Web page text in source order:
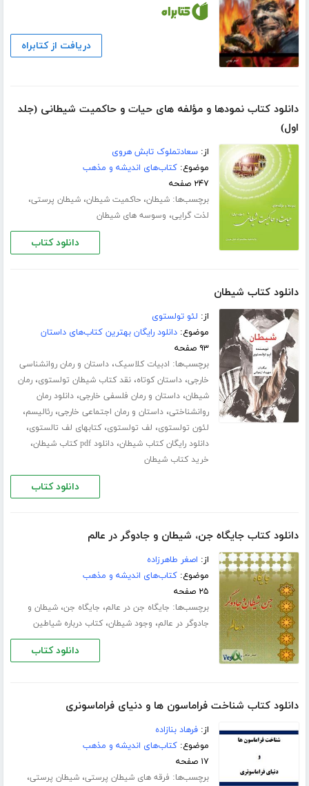
دریافت از کتابراه
دانلود کتاب نمودها و مؤلفه های حیات و حاکمیت شیطانی (جلد
اول)
از:سعادتملوک تابش هروی
موضوع:کتاب‌های اندیشه و مذهب
۲۴۷ صفحه
برچسب‌ها:شیطان،حاکمیت شیطان،شیطان پرستی،
لذت گرایی، وسوسه های شیطان
دانلود کتاب
دانلود کتاب شیطان
از: لئو تولستوی
موضوع:دانلود رایگان بهترین کتاب‌های داستان
۹۳ صفحه
برچسب‌ها: ادبیات کلاسیک،داستان و رمان روانشناسی
خارجی،داستان کوتاه،نقد کتاب شیطان تولستوی،رمان
شیطان،داستان و رمان فلسفی خارجی،دانلود رمان
روانشناختی،داستان و رمان اجتماعی خارجی،رئالیسم،
لئون تولستوی، لف تولستوی،کتابهای لف تالستوی،
دانلود رایگان کتاب شیطان،دانلود pdf کتاب شیطان ،
خرید کتاب شیطان
دانلود کتاب
دانلود کتاب جایگاه جن، شیطان و جادوگر در عالم
از: اصغر طاهرزاده
موضوع:کتاب‌های اندیشه و مذهب
۲۵ صفحه
برچسب‌ها: جایگاه جن در عالم، جایگاه جن،شیطان و
جادوگر در عالم، وجود شیطان،کتاب درباره شیاطین
دانلود کتاب
دانلود کتاب شناخت فراماسون ها و دنیای فراماسونری
از:فرهاد بنازاده
موضوع:کتاب‌های اندیشه و مذهب
۱۷ صفحه
برچسب‌ها: فرقه های شیطان پرستی،شیطان پرستی،